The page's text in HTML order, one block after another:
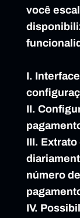
você
I.
II.
III.
número
IV.